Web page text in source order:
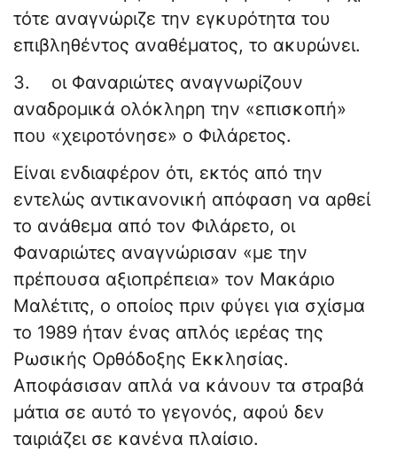
τότε αναγνώριζε την εγκυρότητα του
επιβληθέντος αναθέματος, το ακυρώνει.
3. οι Φαναριώτες αναγνωρίζουν
αναδρομικά ολόκληρη την «επισκοπή»
που «χειροτόνησε» ο Φιλάρετος.
Είναι ενδιαφέρον ότι, εκτός από την
εντελώς αντικανονική απόφαση να αρθεί
το ανάθεμα από τον Φιλάρετο, οι
Φαναριώτες αναγνώρισαν «με την
πρέπουσα αξιοπρέπεια» τον Μακάριο
Μαλέτιτς, ο οποίος πριν φύγει για σχίσμα
το 1989 ήταν ένας απλός ιερέας της
Ρωσικής Ορθόδοξης Εκκλησίας.
Αποφάσισαν απλά να κάνουν τα στραβά
μάτια σε αυτό το γεγονός, αφού δεν
ταιριάζει σε κανένα πλαίσιο.